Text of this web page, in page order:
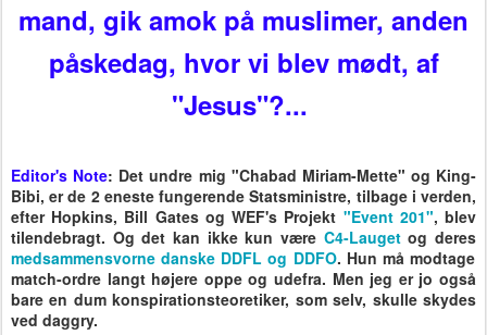
mand, gik amok på muslimer, anden
påskedag, hvor vi blev mødt, af
"Jesus"?...
Editor's Note: Det undre mig "Chabad Miriam-Mette" og King-
Bibi, er de 2 eneste fungerende Statsministre, tilbage i verden,
efter Hopkins, Bill Gates og WEF's Projekt "Event 201", blev
tilendebragt. Og det kan ikke kun være C4-Laugetog deres
medsammensvorne danske DDFL og DDFO. Hun må modtage
match-ordre langt højere oppe og udefra. Men jeg er jo også
bare en dum konspirationsteoretiker, som selv, skulle skydes
ved daggry.